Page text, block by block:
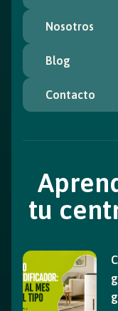
Nosotros
Blog
Contacto
tu